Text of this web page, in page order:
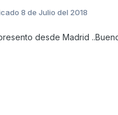
8 de Julio del 2018
desde Madrid